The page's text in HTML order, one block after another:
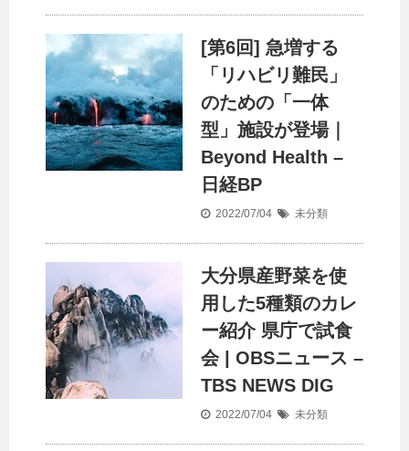
[第6回] 急増する
「リハビリ難民」
のための「一体
型」施設が登場｜
Beyond Health –
日経BP
2022/07/04 未分類
大分県産野菜を使
用した5種類のカレ
ー紹介 県庁で試食
会 | OBSニュース –
TBS NEWS DIG
2022/07/04 未分類